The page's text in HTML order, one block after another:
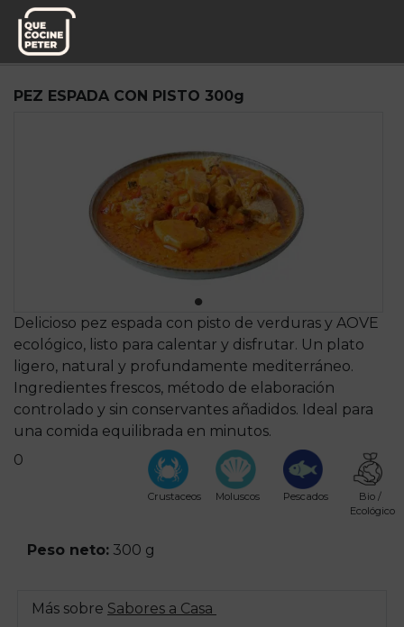
Pedido semanal
PEZ ESPADA CON PISTO 300g
Delicioso pez espada con pisto de verduras y AOVE
ecológico, listo para calentar y disfrutar. Un plato
ligero, natural y profundamente mediterráneo.
Ingredientes frescos, método de elaboración
controlado y sin conservantes añadidos. Ideal para
una comida equilibrada en minutos.
0
Crustaceos Moluscos Pescados
Bio /
Ecológico
Peso neto: 300 g
Más sobre Sabores a Casa